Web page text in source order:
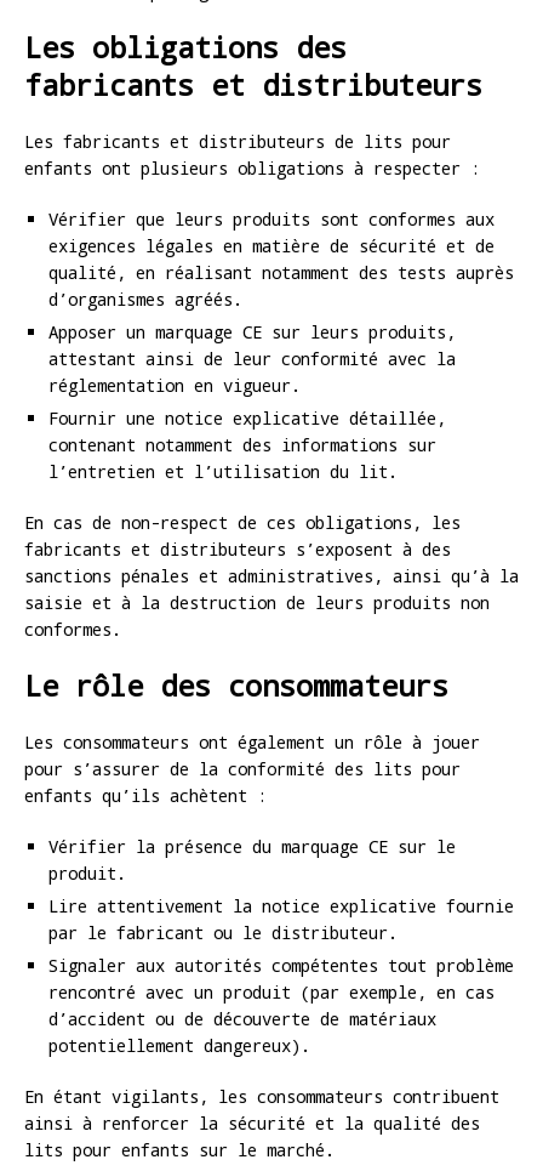
Les obligations des
fabricants et distributeurs
Les fabricants et distributeurs de lits pour
enfants ont plusieurs obligations à respecter :
Vérifier que leurs produits sont conformes aux
exigences légales en matière de sécurité et de
qualité, en réalisant notamment des tests auprès
d’organismes agréés.
Apposer un marquage CE sur leurs produits,
attestant ainsi de leur conformité avec la
réglementation en vigueur.
Fournir une notice explicative détaillée,
contenant notamment des informations sur
l’entretien et l’utilisation du lit.
En cas de non-respect de ces obligations, les
fabricants et distributeurs s’exposent à des
sanctions pénales et administratives, ainsi qu’à la
saisie et à la destruction de leurs produits non
conformes.
Le rôle des consommateurs
Les consommateurs ont également un rôle à jouer
pour s’assurer de la conformité des lits pour
enfants qu’ils achètent :
Vérifier la présence du marquage CE sur le
produit.
Lire attentivement la notice explicative fournie
par le fabricant ou le distributeur.
Signaler aux autorités compétentes tout problème
rencontré avec un produit (par exemple, en cas
d’accident ou de découverte de matériaux
potentiellement dangereux).
En étant vigilants, les consommateurs contribuent
ainsi à renforcer la sécurité et la qualité des
lits pour enfants sur le marché.